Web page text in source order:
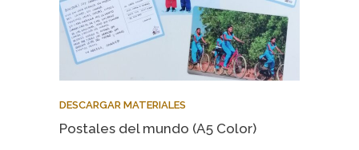
DESCARGAR MATERIALES
Postales del mundo (A5 Color)